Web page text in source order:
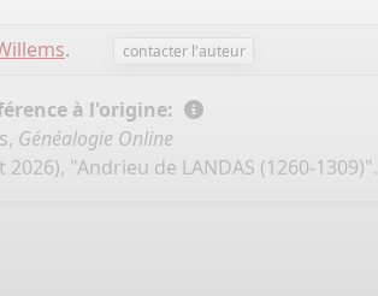
. contacter l'auteur
à l'origine:
Généalogie Online
"Andrieu de LANDAS (1260-1309)".